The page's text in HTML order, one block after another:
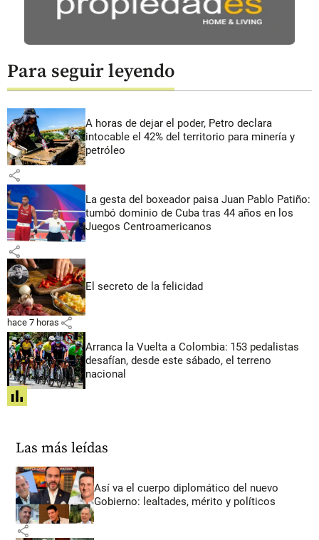
Para seguir leyendo
A horas de dejar el poder, Petro declara
intocable el 42% del territorio para minería y
petróleo
share
La gesta del boxeador paisa Juan Pablo Patiño:
tumbó dominio de Cuba tras 44 años en los
Juegos Centroamericanos
share
El secreto de la felicidad
hace 7 horas share
Arranca la Vuelta a Colombia: 153 pedalistas
desafían, desde este sábado, el terreno
nacional
share
Las más leídas
Así va el cuerpo diplomático del nuevo
Gobierno: lealtades, mérito y políticos
share